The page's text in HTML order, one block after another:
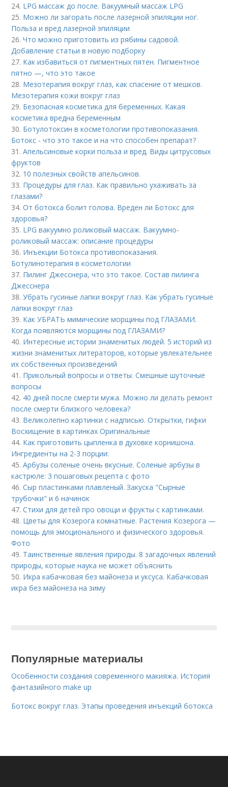
24. LPG массаж до после. Вакуумный массаж LPG
25. Можно ли загорать после лазерной эпиляции ног.
Польза и вред лазерной эпиляции
26.Что можно приготовить из рябины садовой.
Добавление статьи в новую подборку
27. Как избавиться от пигментных пятен. Пигментное
пятно —, что это такое
28. Мезотерапия вокруг глаз, как спасение от мешков.
Мезотерапия кожи вокруг глаз
29. Безопасная косметика для беременных. Какая
косметика вредна беременным
30. Ботулотоксин в косметологии противопоказания.
Ботокс - что это такое и на что способен препарат?
31.Апельсиновые корки польза и вред. Виды цитрусовых
фруктов
32. 10 полезных свойств апельсинов.
33. Процедуры для глаз. Как правильно ухаживать за
глазами?
34.От ботокса болит голова. Вреден ли Ботокс для
здоровья?
35. LPG вакуумно роликовый массаж. Вакуумно-
роликовый массаж: описание процедуры
36. Инъекции Ботокса противопоказания.
Ботулинотерапия в косметологии
37. Пилинг Джесснера, что это такое. Состав пилинга
Джесснера
38.Убрать гусиные лапки вокруг глаз. Как убрать гусиные
лапки вокруг глаз
39. Как УБРАТЬ мимические морщины под ГЛАЗАМИ.
Когда появляются морщины под ГЛАЗАМИ?
40. Интересные истории знаменитых людей. 5 историй из
жизни знаменитых литераторов, которые увлекательнее
их собственных произведений
41. Прикольный вопросы и ответы. Смешные шуточные
вопросы
42. 40 дней после смерти мужа. Можно ли делать ремонт
после смерти близкого человека?
43. Великолепно картинки с надписью. Открытки, гифки
Восхищение в картинках Оригинальные
44. Как приготовить цыпленка в духовке корнишона.
Ингредиенты на 2-3 порции:
45.Арбузы соленые очень вкусные. Соленые арбузы в
кастрюле: 3 пошаговых рецепта с фото
46.Сыр пластинками плавленый. Закуска "Сырные
трубочки" и 6 начинок
47.Стихи для детей про овощи и фрукты с картинками.
48. Цветы для Козерога комнатные. Растения Козерога —
помощь для эмоционального и физического здоровья.
Фото
49. Таинственные явления природы. 8 загадочных явлений
природы, которые наука не может объяснить
50. Икра кабачковая без майонеза и уксуса. Кабачковая
икра без майонеза на зиму
Популярные материалы
Особенности создания современного макияжа. История
фантазийного make up
Ботокс вокруг глаз. Этапы проведения инъекций ботокса